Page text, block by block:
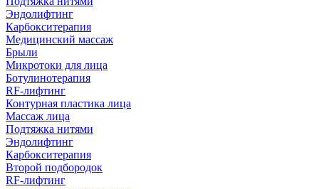
Эндолифтинг
Карбокситерапия
Медицинский массаж
Брыли
Микротоки для лица
Ботулинотерапия
RF-лифтинг
Контурная пластика лица
Массаж лица
Подтяжка нитями
Эндолифтинг
Карбокситерапия
Второй подбородок
RF-лифтинг